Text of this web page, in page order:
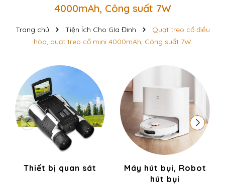
4000mAh, Công suất 7W
Trang chủ Tiện Ích Cho GIa Đình
Quạt treo cổ điều
hòa, quạt treo cổ mini 4000mAh, Công suất 7W
Thiết bị quan sát
Máy hút bụi, Robot
hút bụi